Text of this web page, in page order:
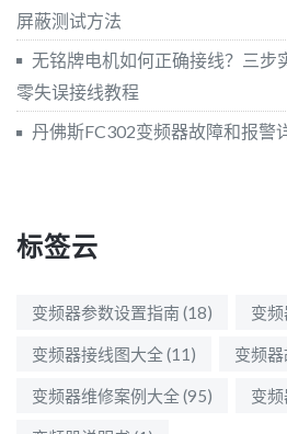
屏蔽测试方法
无铭牌电机如何正确接线？三步
零失误接线教程
丹佛斯FC302变频器故障和报警
标签云
变频器参数设置指南 (18) 变
变频器接线图大全(11) 变频
变频器维修案例大全(95) 变